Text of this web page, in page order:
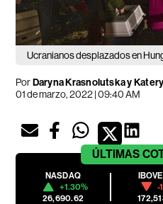
Ucranianos desplazados en
PorDaryna Krasnolutska y
01 de marzo, 2022 | 09:40 AM
ÚLTIMAS
NASDAQ
+1.30%
26,690.62
-